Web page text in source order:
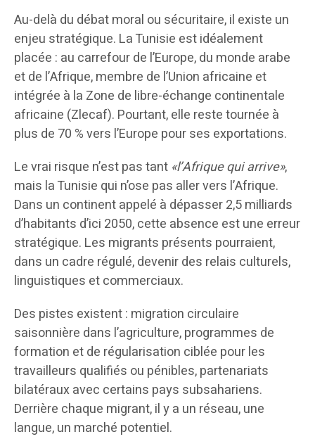
Au-delà du débat moral ou sécuritaire, il existe un
enjeu stratégique. La Tunisie est idéalement
placée : au carrefour de l’Europe, du monde arabe
et de l’Afrique, membre de l’Union africaine et
intégrée à la Zone de libre-échange continentale
africaine (Zlecaf). Pourtant, elle reste tournée à
plus de 70 % vers l’Europe pour ses exportations.
Le vrai risque n’est pas tant «l’Afrique qui arrive»,
mais la Tunisie qui n’ose pas aller vers l’Afrique.
Dans un continent appelé à dépasser 2,5 milliards
d’habitants d’ici 2050, cette absence est une erreur
stratégique. Les migrants présents pourraient,
dans un cadre régulé, devenir des relais culturels,
linguistiques et commerciaux.
Des pistes existent : migration circulaire
saisonnière dans l’agriculture, programmes de
formation et de régularisation ciblée pour les
travailleurs qualifiés ou pénibles, partenariats
bilatéraux avec certains pays subsahariens.
Derrière chaque migrant, il y a un réseau, une
langue, un marché potentiel.